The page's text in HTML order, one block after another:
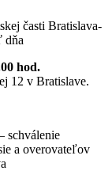
časti Bratislava-
dňa
hod.
12 v Bratislave.
schválenie
a overovateľov